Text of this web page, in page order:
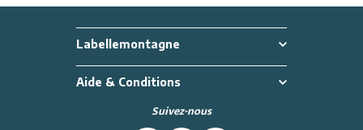
Labellemontagne
Aide & Conditions
Suivez-nous